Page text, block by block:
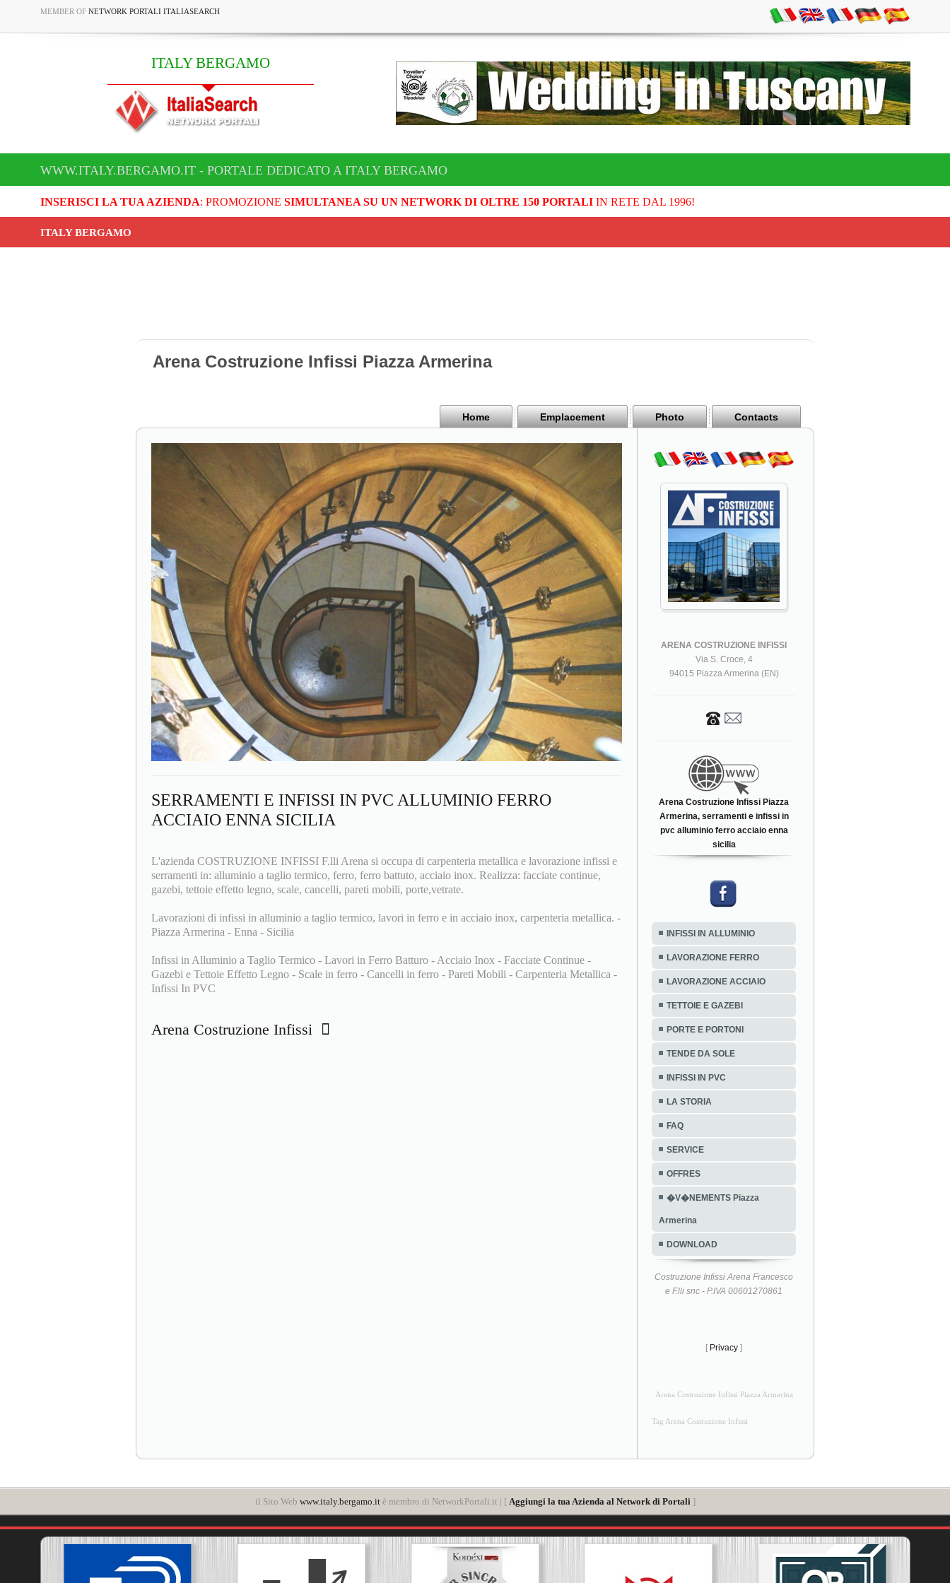
MEMBER OF NETWORK PORTALI ITALIASEARCH
ITALY BERGAMO
WWW.ITALY.BERGAMO.IT - PORTALE DEDICATO A ITALY BERGAMO
INSERISCI LA TUA AZIENDA: PROMOZIONE SIMULTANEA SU UN NETWORK DI OLTRE 150 PORTALIIN RETE DAL 1996!
ITALY BERGAMO
Arena Costruzione Infissi Piazza Armerina
Home Emplacement Photo Contacts
SERRAMENTI E INFISSI IN PVC ALLUMINIO FERRO
ACCIAIO ENNA SICILIA
L'azienda COSTRUZIONE INFISSI F.lli Arena si occupa di carpenteria metallica e lavorazione infissi e
serramenti in: alluminio a taglio termico, ferro, ferro battuto, acciaio inox. Realizza: facciate continue,
gazebi, tettoie effetto legno, scale, cancelli, pareti mobili, porte,vetrate.
Lavorazioni di infissi in alluminio a taglio termico, lavori in ferro e in acciaio inox, carpenteria metallica. -
Piazza Armerina - Enna - Sicilia
Infissi in Alluminio a Taglio Termico - Lavori in Ferro Batturo - Acciaio Inox - Facciate Continue -
Gazebi e Tettoie Effetto Legno - Scale in ferro - Cancelli in ferro - Pareti Mobili - Carpenteria Metallica -
Infissi In PVC
Arena Costruzione Infissi
ARENA COSTRUZIONE INFISSI
Via S. Croce, 4
94015 Piazza Armerina (EN)
Arena Costruzione Infissi Piazza
Armerina, serramenti e infissi in
pvc alluminio ferro acciaio enna
sicilia
INFISSI IN ALLUMINIO
LAVORAZIONE FERRO
LAVORAZIONE ACCIAIO
TETTOIE E GAZEBI
PORTE E PORTONI
TENDE DA SOLE
INFISSI IN PVC
LA STORIA
FAQ
SERVICE
OFFRES
�V�NEMENTS Piazza
Armerina
DOWNLOAD
Costruzione Infissi Arena Francesco
e F.lli snc - P.IVA 00601270861
[ Privacy ]
Arena Costruzione Infissi Piazza Armerina
Tag Arena Costruzione Infissi
il Sito Web www.italy.bergamo.itè membro di NetworkPortali.it | [ Aggiungi la tua Azienda al Network di Portali ]